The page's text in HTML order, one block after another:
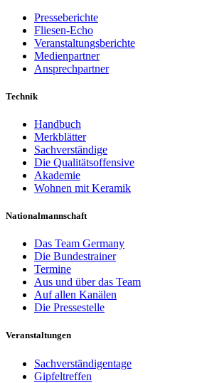
Presseberichte
Fliesen-Echo
Veranstaltungsberichte
Medienpartner
Ansprechpartner
Technik
Handbuch
Merkblätter
Sachverständige
Die Qualitätsoffensive
Akademie
Wohnen mit Keramik
Nationalmannschaft
Das Team Germany
Die Bundestrainer
Termine
Aus und über das Team
Auf allen Kanälen
Die Pressestelle
Veranstaltungen
Sachverständigentage
Gipfeltreffen